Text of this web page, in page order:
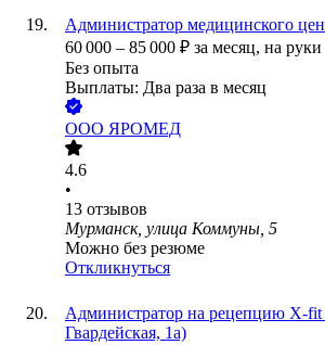
Администратор медицинского
60 000 – 85 000 ₽ за месяц, на руки
Без опыта
Выплаты: Два раза в месяц
ООО ЯРОМЕД
4.6
•
13 отзывов
Мурманск, улица Коммуны, 5
Можно без резюме
Откликнуться
Администратор на рецепцию X-
Гвардейская, 1а)